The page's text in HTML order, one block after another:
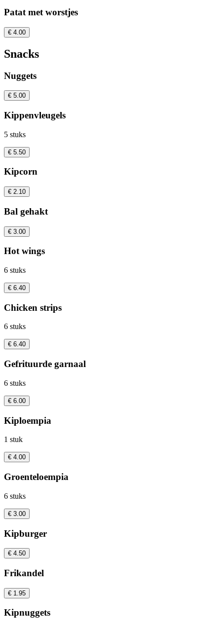
Patat met worstjes
€ 4.00
Snacks
Nuggets
€ 5.00
Kippenvleugels
5 stuks
€ 5.50
Kipcorn
€ 2.10
Bal gehakt
€ 3.00
Hot wings
6 stuks
€ 6.40
Chicken strips
6 stuks
€ 6.40
Gefrituurde garnaal
6 stuks
€ 6.00
Kiploempia
1 stuk
€ 4.00
Groenteloempia
6 stuks
€ 3.00
Kipburger
€ 4.50
Frikandel
€ 1.95
Kipnuggets